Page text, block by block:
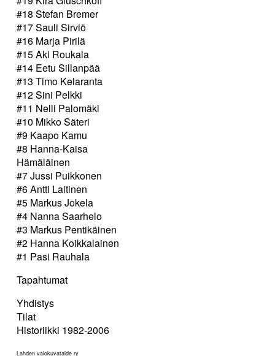
#18 Stefan Bremer
#17 Sauli Sirviö
#16 Marja Pirilä
#15 Aki Roukala
#14 Eetu Sillanpää
#13 Timo Kelaranta
#12 Sini Pelkki
#11 Nelli Palomäki
#10 Mikko Säteri
#9 Kaapo Kamu
#8 Hanna-Kaisa
Hämäläinen
#7 Jussi Puikkonen
#6 Antti Laitinen
#5 Markus Jokela
#4 Nanna Saarhelo
#3 Markus Pentikäinen
#2 Hanna Koikkalainen
#1 Pasi Rauhala
Tapahtumat
Yhdistys
Tilat
Historiikki 1982-2006
Lahden valokuvataide ry